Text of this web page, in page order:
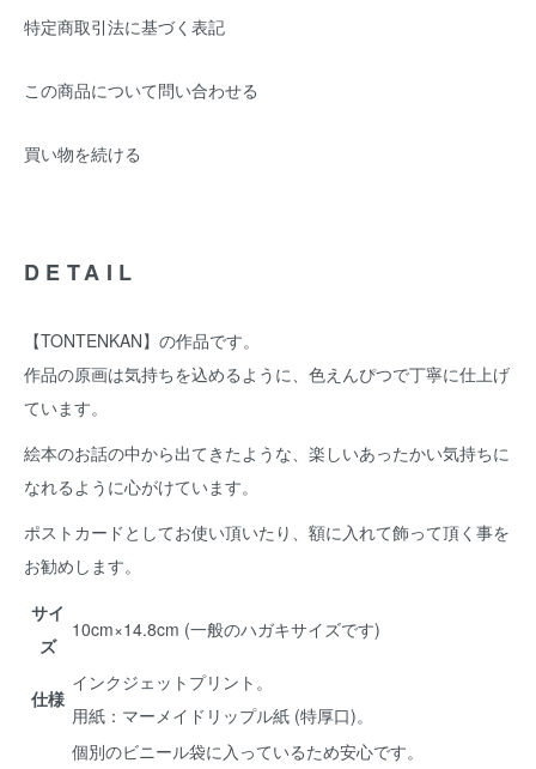
特定商取引法に基づく表記
この商品について問い合わせる
買い物を続ける
DETAIL
【TONTENKAN】の作品です。
作品の原画は気持ちを込めるように、色えんぴつで丁寧に仕上げ
ています。
絵本のお話の中から出てきたような、楽しいあったかい気持ちに
なれるように心がけています。
ポストカードとしてお使い頂いたり、額に入れて飾って頂く事を
お勧めします。
サイ
ズ
10cm×14.8cm (一般のハガキサイズです)
仕様
インクジェットプリント。
用紙：マーメイドリップル紙 (特厚口)。
個別のビニール袋に入っているため安心です。